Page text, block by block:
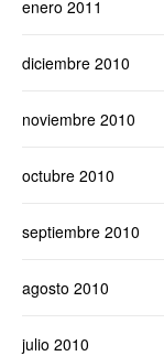
enero 2011
diciembre 2010
noviembre 2010
octubre 2010
septiembre 2010
agosto 2010
julio 2010